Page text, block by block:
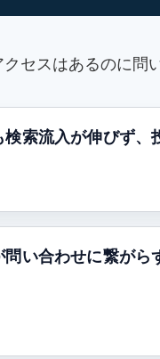
クセスはあるのに
索流入が伸びず、
問い合わせに繋が